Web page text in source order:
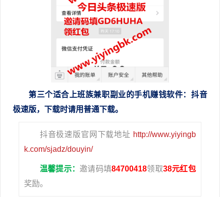
第三个适合 上班族兼职副业的手机赚钱软件：抖音
极速版，下载时请用普通下载。
抖音极速版官网下载地址 http://www.yiyingb
k.com/sjadz/douyin/
温馨提示：邀请码填84700418领取38元红包
奖励。